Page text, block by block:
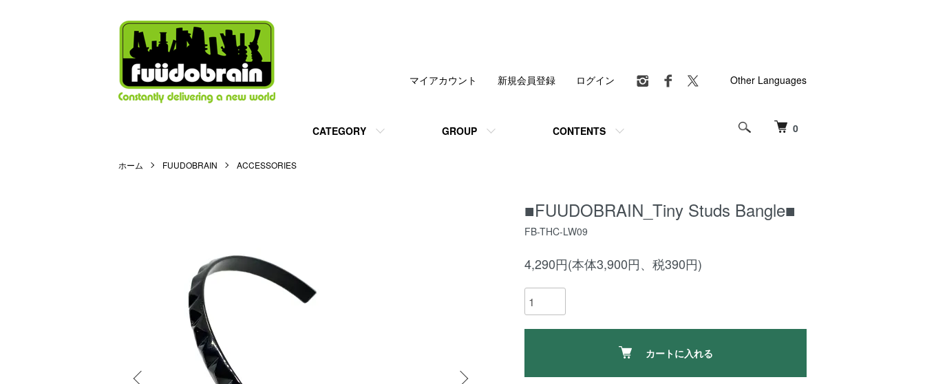
0
CATEGORY GROUP CONTENTS
マイアカウント 新規会員登録 ログイン Other Languages
ホーム FUUDOBRAIN ACCESSORIES
■FUUDOBRAIN_Tiny Studs Bangle■
FB-THC-LW09
4,290円(本体3,900円、税390円)
カートに入れる